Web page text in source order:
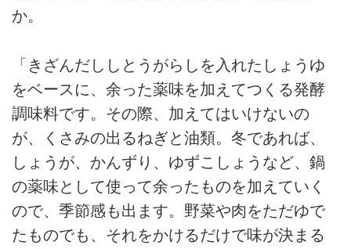
か。
「きざんだししとうがらしを入れたしょうゆ
をベースに、余った薬味を加えてつくる発酵
調味料です。その際、加えてはいけないの
が、くさみの出るねぎと油類。冬であれば、
しょうが、かんずり、ゆずこしょうなど、鍋
の薬味として使って余ったものを加えていく
ので、季節感も出ます。野菜や肉をただゆで
たものでも、それをかけるだけで味が決まる